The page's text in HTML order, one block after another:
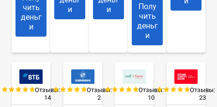
чить
деньг
и
и
и
Полу
чить
деньг
и
Отзывы:
14
Отзывы:
2
Отзывы:
10
Отзывы:
23